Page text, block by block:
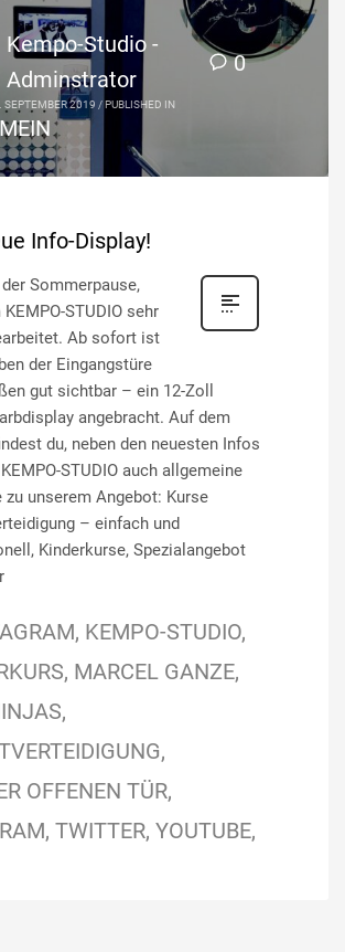
0
Kempo-Studio -
Adminstrator
SEPTEMBER 2019 /PUBLISHED IN
Info-Display!
Sommerpause,
STUDIO sehr
Ab sofort ist
der Eingangstüre
gut sichtbar – ein 12-Zoll
angebracht. Auf dem
du, neben den neuesten Infos
STUDIO auch allgemeine
zu unserem Angebot: Kurse
– einfach und
Kinderkurse, Spezialangebot
KEMPO-STUDIO
MARCEL GANZE
OFFENEN TÜR
TWITTER YOUTUBE